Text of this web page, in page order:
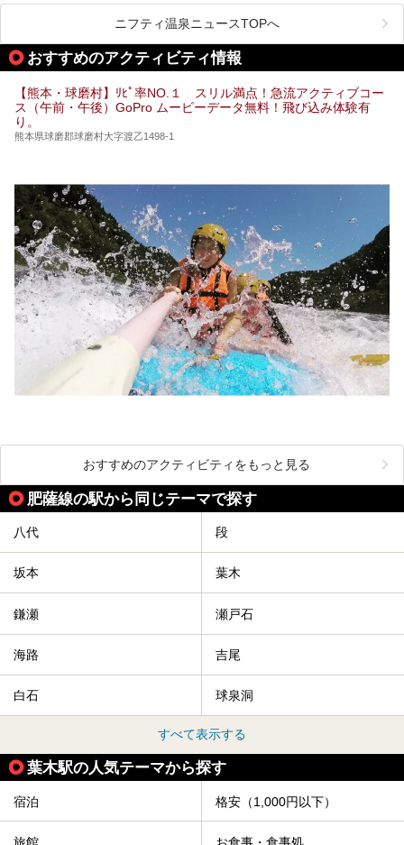
阿蘇山麓の南阿蘇村の「地獄温泉 清風荘」、そして「清風
荘」から400mほど離れた「垂玉（たるたま）温泉 山口旅
館」の2軒は、この地震による土砂崩れなどのために、一時
期は孤立状態に。もしかしたらこの時のニュースで、「地獄
温泉」と「垂玉温泉」の名前を知った人もいるかもしれませ
ん。
この2軒は今どうなっているのでしょうか。実は現在は「地
獄温泉 青風荘．」「垂玉温泉 瀧日和」として営業を再開し
します。
ニフティ温泉ニュースTOPへ
おすすめのアクティビティ情報
【熊本・球磨村】ﾘﾋﾟ率NO.１ スリル満点！急流アクティブコー
ス（午前・午後）GoPro ムービーデータ無料！飛び込み体験有
り。
熊本県球磨郡球磨村大字渡乙1498-1
おすすめのアクティビティをもっと見る
肥薩線の駅から同じテーマで探す
八代 段
坂本 葉木
鎌瀬 瀬戸石
海路 吉尾
白石 球泉洞
すべて表示する
葉木駅の人気テーマから探す
宿泊 格安（1,000円以下）